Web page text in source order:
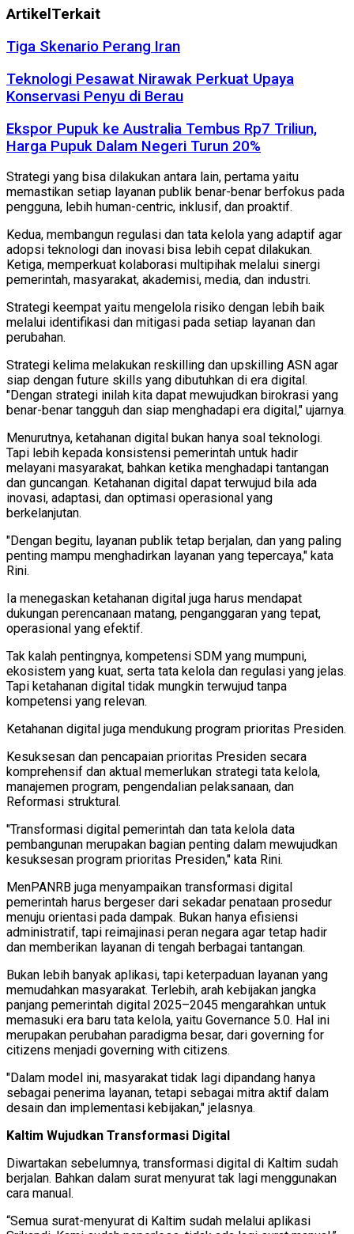
Artikel Terkait
Tiga Skenario Perang Iran
Teknologi Pesawat Nirawak Perkuat Upaya
Konservasi Penyu di Berau
Ekspor Pupuk ke Australia Tembus Rp7 Triliun,
Harga Pupuk Dalam Negeri Turun 20%
Strategi yang bisa dilakukan antara lain, pertama yaitu
memastikan setiap layanan publik benar-benar berfokus pada
pengguna, lebih human-centric, inklusif, dan proaktif.
Kedua, membangun regulasi dan tata kelola yang adaptif agar
adopsi teknologi dan inovasi bisa lebih cepat dilakukan.
Ketiga, memperkuat kolaborasi multipihak melalui sinergi
pemerintah, masyarakat, akademisi, media, dan industri.
Strategi keempat yaitu mengelola risiko dengan lebih baik
melalui identifikasi dan mitigasi pada setiap layanan dan
perubahan.
Strategi kelima melakukan reskilling dan upskilling ASN agar
siap dengan future skills yang dibutuhkan di era digital.
"Dengan strategi inilah kita dapat mewujudkan birokrasi yang
benar-benar tangguh dan siap menghadapi era digital," ujarnya.
Menurutnya, ketahanan digital bukan hanya soal teknologi.
Tapi lebih kepada konsistensi pemerintah untuk hadir
melayani masyarakat, bahkan ketika menghadapi tantangan
dan guncangan. Ketahanan digital dapat terwujud bila ada
inovasi, adaptasi, dan optimasi operasional yang
berkelanjutan.
"Dengan begitu, layanan publik tetap berjalan, dan yang paling
penting mampu menghadirkan layanan yang tepercaya," kata
Rini.
Ia menegaskan ketahanan digital juga harus mendapat
dukungan perencanaan matang, penganggaran yang tepat,
operasional yang efektif.
Tak kalah pentingnya, kompetensi SDM yang mumpuni,
ekosistem yang kuat, serta tata kelola dan regulasi yang jelas.
Tapi ketahanan digital tidak mungkin terwujud tanpa
kompetensi yang relevan.
Ketahanan digital juga mendukung program prioritas Presiden.
Kesuksesan dan pencapaian prioritas Presiden secara
komprehensif dan aktual memerlukan strategi tata kelola,
manajemen program, pengendalian pelaksanaan, dan
Reformasi struktural.
"Transformasi digital pemerintah dan tata kelola data
pembangunan merupakan bagian penting dalam mewujudkan
kesuksesan program prioritas Presiden," kata Rini.
MenPANRB juga menyampaikan transformasi digital
pemerintah harus bergeser dari sekadar penataan prosedur
menuju orientasi pada dampak. Bukan hanya efisiensi
administratif, tapi reimajinasi peran negara agar tetap hadir
dan memberikan layanan di tengah berbagai tantangan.
Bukan lebih banyak aplikasi, tapi keterpaduan layanan yang
memudahkan masyarakat. Terlebih, arah kebijakan jangka
panjang pemerintah digital 2025–2045 mengarahkan untuk
memasuki era baru tata kelola, yaitu Governance 5.0. Hal ini
merupakan perubahan paradigma besar, dari governing for
citizens menjadi governing with citizens.
"Dalam model ini, masyarakat tidak lagi dipandang hanya
sebagai penerima layanan, tetapi sebagai mitra aktif dalam
desain dan implementasi kebijakan," jelasnya.
Kaltim Wujudkan Transformasi Digital
Diwartakan sebelumnya, transformasi digital di Kaltim sudah
berjalan. Bahkan dalam surat menyurat tak lagi menggunakan
cara manual.
“Semua surat-menyurat di Kaltim sudah melalui aplikasi